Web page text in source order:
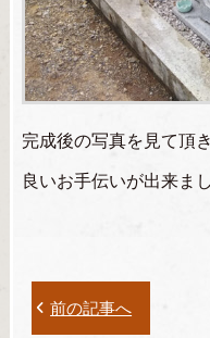
完成後の写真を見て頂
良いお手伝いが出来まし
前の記事へ